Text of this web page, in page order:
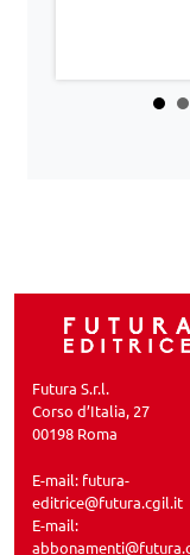
Futura S.r.l.
Corso d’Italia, 27
00198 Roma
E-mail: futura-
editrice@futura.cgil.it
E-mail: